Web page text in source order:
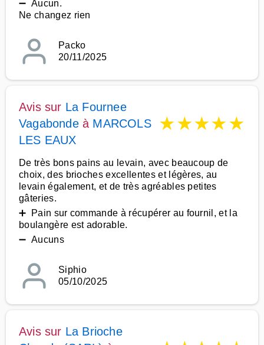
➖ Aucun.
Ne changez rien
Packo
20/11/2025
Avis sur La Fournee
Vagabondeà MARCOLS
LES EAUX
★★★★★
De très bons pains au levain, avec beaucoup de
choix, des brioches excellentes et légères, au
levain également, et de très agréables petites
gâteries.
➕ Pain sur commande à récupérer au fournil, et la
boulangère est adorable.
➖ Aucuns
Siphio
05/10/2025
Avis sur La Brioche